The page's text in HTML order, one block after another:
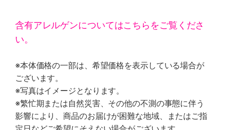
含有アレルゲンについてはこちらをご覧くださ
い。
※本体価格の一部は、希望価格を表示している場合が
ございます。
※写真はイメージとなります。
※繁忙期または自然災害、その他の不測の事態に伴う
影響により、商品のお届けが困難な地域、またはご指